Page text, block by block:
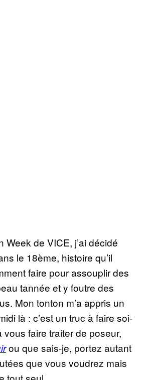
Week de VICE, j’ai décidé
le 18ème, histoire qu’il
faire pour assouplir des
tannée et y foutre des
Mon tonton m’a appris un
là : c’est un truc à faire soi-
vous faire traiter de poseur,
ou que sais-je, portez autant
que vous voudrez mais